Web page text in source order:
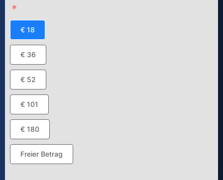
€ 18
€ 36
€ 52
€ 101
€ 180
Freier Betrag